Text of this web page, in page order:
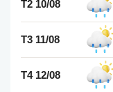
T2 10/08
T3 11/08
T4 12/08